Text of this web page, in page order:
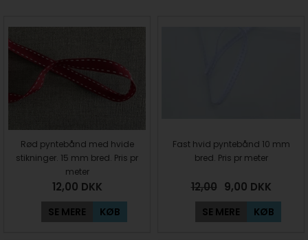
Rød pyntebånd med hvide
stikninger. 15 mm bred. Pris pr
meter
12,00 DKK
SE MERE KØB
Fast hvid pyntebånd 10 mm
bred. Pris pr meter
12,00 9,00 DKK
SE MERE KØB